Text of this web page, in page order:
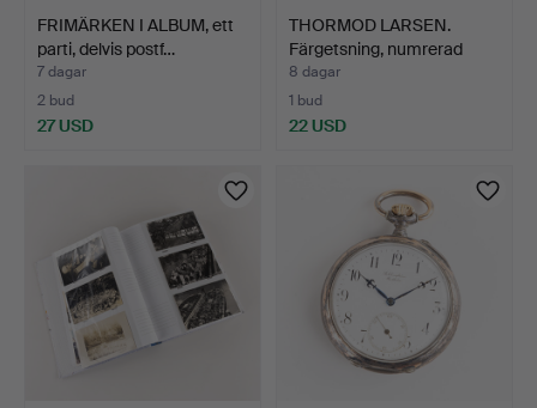
FRIMÄRKEN I ALBUM, ett
parti, delvis postf…
7 dagar
2 bud
27 USD
THORMOD LARSEN.
Färgetsning, numrerad
23/6…
8 dagar
1 bud
22 USD